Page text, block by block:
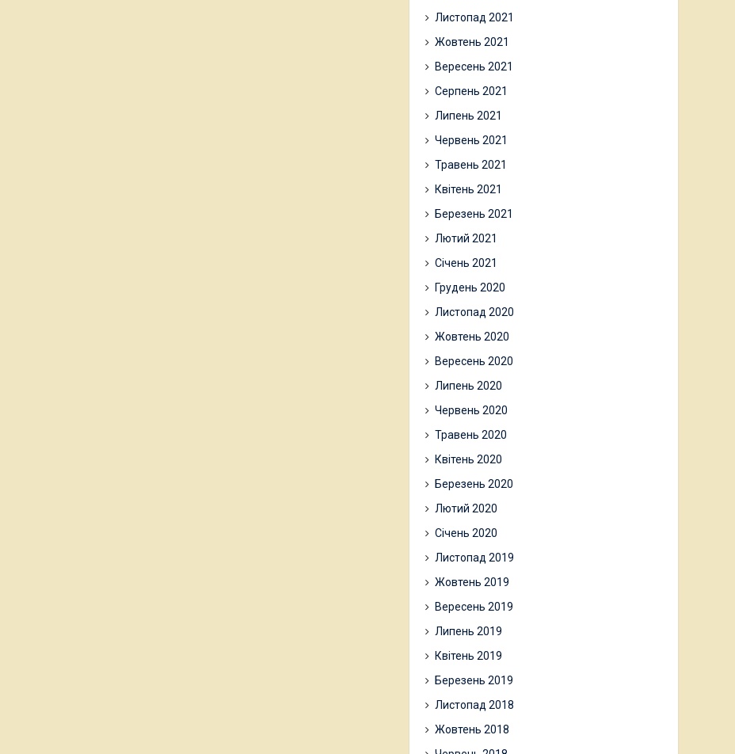
Листопад 2021
Жовтень 2021
Вересень 2021
Серпень 2021
Липень 2021
Червень 2021
Травень 2021
Квітень 2021
Березень 2021
Лютий 2021
Січень 2021
Грудень 2020
Листопад 2020
Жовтень 2020
Вересень 2020
Липень 2020
Червень 2020
Травень 2020
Квітень 2020
Березень 2020
Лютий 2020
Січень 2020
Листопад 2019
Жовтень 2019
Вересень 2019
Липень 2019
Квітень 2019
Березень 2019
Листопад 2018
Жовтень 2018